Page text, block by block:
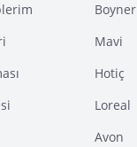
Boyner
Mavi
Hotiç
Loreal
Avon